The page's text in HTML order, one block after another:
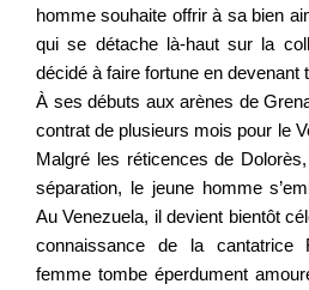
homme souhaite offrir à sa bien
qui se détache là-haut sur la
décidé à faire fortune en devenant
À ses débuts aux arènes de
contrat de plusieurs mois pour le
Malgré les réticences de
séparation, le jeune homme
Au Venezuela, il devient bientôt
connaissance de la cantatrice
femme tombe éperdument